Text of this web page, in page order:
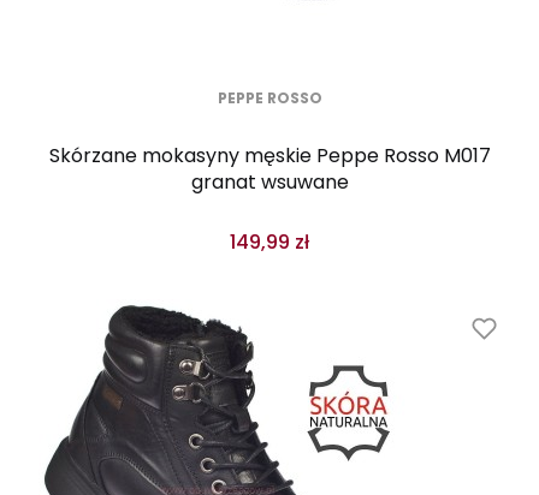
PEPPE ROSSO
Skórzane mokasyny męskie Peppe Rosso M017
granat wsuwane
149,99 zł